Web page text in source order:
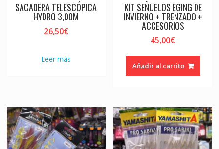
SACADERA TELESCÓPICA
HYDRO 3,00M
26,50€
Leer más
KIT SEÑUELOS EGING DE
INVIERNO + TRENZADO +
ACCESORIOS
45,00€
Añadir al carrito